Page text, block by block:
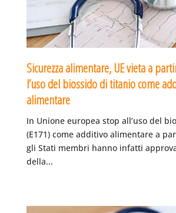
Sicurezza alimentare, UE vieta a
l’uso del biossido di titanio come
alimentare
In Unione europea stop all’uso del
(E171) come additivo alimentare a
gli Stati membri hanno infatti
della...